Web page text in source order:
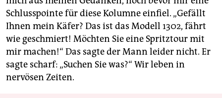
Schlusspointe für diese Kolumne einfiel. „Gefällt
Ihnen mein Käfer? Das ist das Modell 1302, fährt
wie geschmiert! Möchten Sie eine Spritztour mit
mir machen!“ Das sagte der Mann leider nicht. Er
sagte scharf: „Suchen Sie was?“ Wir leben in
nervösen Zeiten.